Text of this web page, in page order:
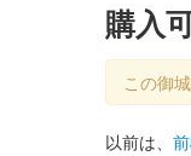
購入
この御
以前は、